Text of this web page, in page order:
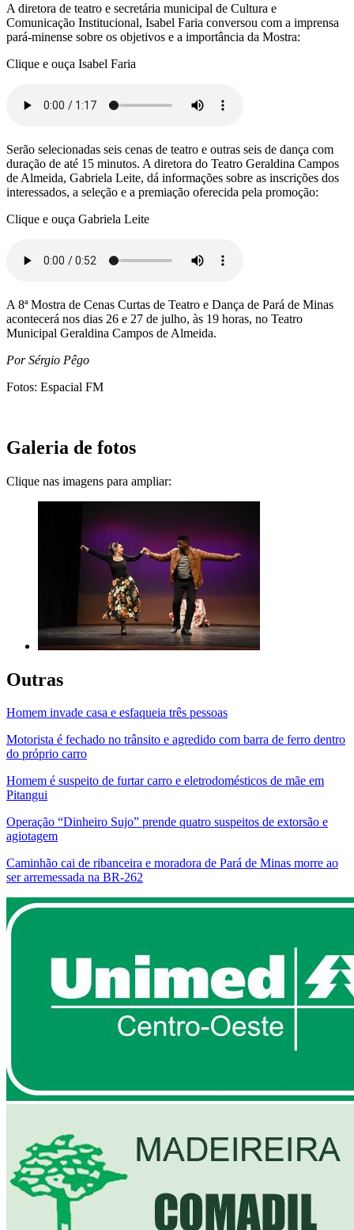
A diretora de teatro e secretária municipal de Cultura e
Comunicação Institucional, Isabel Faria conversou com a imprensa
pará-minense sobre os objetivos e a importância da Mostra:
Clique e ouça Isabel Faria
Serão selecionadas seis cenas de teatro e outras seis de dança com
duração de até 15 minutos. A diretora do Teatro Geraldina Campos
de Almeida, Gabriela Leite, dá informações sobre as inscrições dos
interessados, a seleção e a premiação oferecida pela promoção:
Clique e ouça Gabriela Leite
A 8ª Mostra de Cenas Curtas de Teatro e Dança de Pará de Minas
acontecerá nos dias 26 e 27 de julho, às 19 horas, no Teatro
Municipal Geraldina Campos de Almeida.
Por Sérgio Pêgo
Fotos: Espacial FM
Galeria de fotos
Clique nas imagens para ampliar:
Outras
Homem invade casa e esfaqueia três pessoas
Motorista é fechado no trânsito e agredido com barra de ferro dentro
do próprio carro
Homem é suspeito de furtar carro e eletrodomésticos de mãe em
Pitangui
Operação “Dinheiro Sujo” prende quatro suspeitos de extorsão e
agiotagem
Caminhão cai de ribanceira e moradora de Pará de Minas morre ao
ser arremessada na BR-262